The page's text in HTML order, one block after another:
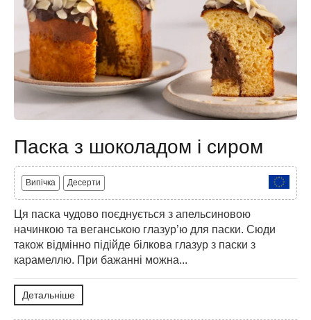
Паска з шоколадом і сиром
Випічка Десерти
Ця паска чудово поєднується з апельсиновою
начинкою та веганською глазур’ю для паски. Сюди
також відмінно підійде білкова глазур з паски з
карамеллю. При бажанні можна...
Детальніше